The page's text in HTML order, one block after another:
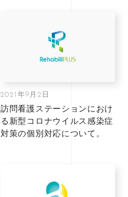
2021年9月2日
訪問看護ステーションにおけ
る新型コロナウイルス感染症
対策の個別対応について。